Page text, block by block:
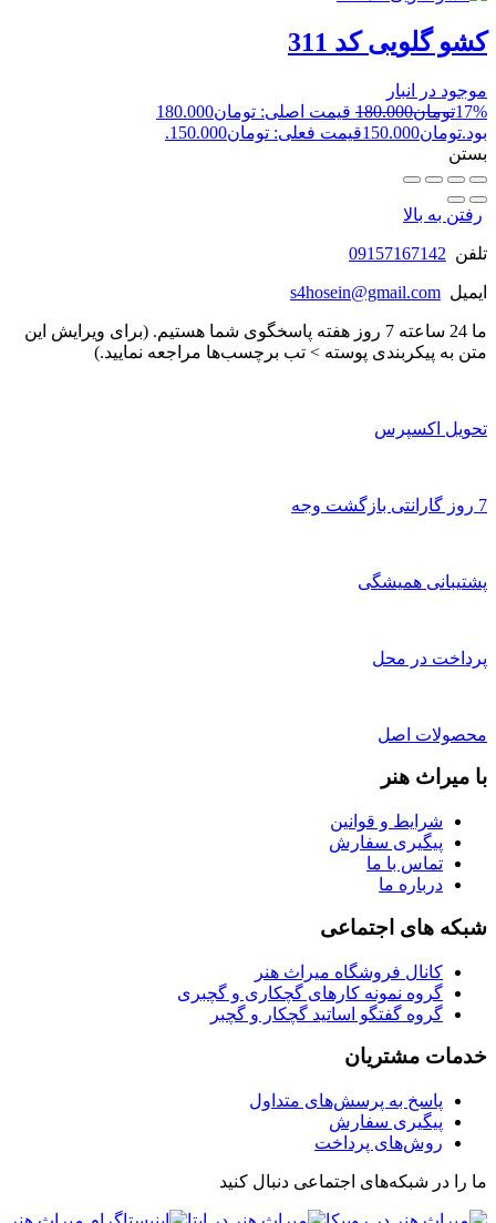
کشو گلویی کد 311
موجود در انبار
17%تومان180.000
قیمت اصلی: تومان180.000
بود.تومان150.000قیمت فعلی: تومان150.000.
بستن
رفتن به بالا
تلفن 09157167142
ایمیل s4hosein@gmail.com
ما 24 ساعته 7 روز هفته پاسخگوی شما هستیم. (برای ویرایش این
متن به پیکربندی پوسته > تب برچسب‌ها مراجعه نمایید.)
تحویل اکسپرس
7 روز گارانتی بازگشت وجه
پشتیبانی همیشگی
پرداخت در محل
محصولات اصل
با میراث هنر
شرایط و قوانین
پیگیری سفارش
تماس با ما
درباره ما
شبکه های اجتماعی
کانال فروشگاه میراث هنر
گروه نمونه کارهای گچکاری و گچبری
گروه گفتگو اساتید گچکار و گچبر
خدمات مشتریان
پاسخ به پرسش‌های متداول
پیگیری سفارش
روش‌های پرداخت
ما را در شبکه‌های اجتماعی دنبال کنید